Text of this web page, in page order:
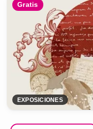
Gratis
EXPOSICIONES